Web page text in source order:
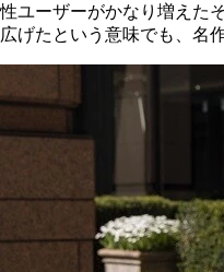
性ユーザーがかなり増えた
広げたという意味でも、名